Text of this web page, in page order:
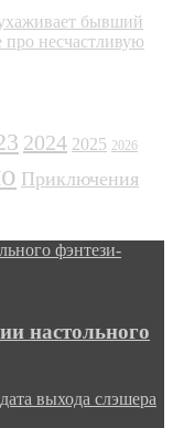
бывший
несчастливую
2024 2025 2026
Приключения
фэнтези-
настольного
выхода слэшера